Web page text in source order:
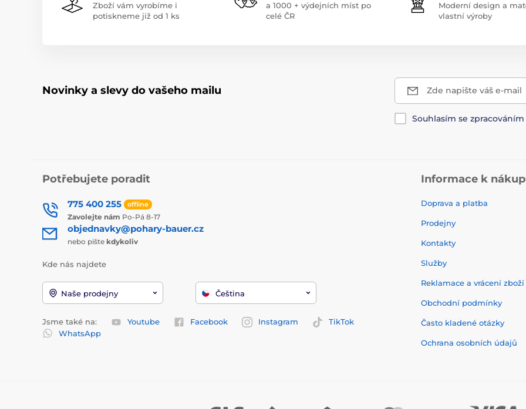
Zboží vám vyrobíme i
potiskneme již od 1 ks
a 1000 + výdejních míst po
celé ČR
Moderní design a
vlastní výroby
Novinky a slevy do vašeho mailu Zde napište váš e-mail
Souhlasím se zpracováním
Potřebujete poradit
775 400 255 offline
Zavolejte nám Po-Pá 8-17
objednavky@pohary-bauer.cz
nebo pište kdykoliv
Kde nás najdete
Naše prodejny Čeština
Jsme také na: Youtube Facebook Instagram
TikTok
WhatsApp
Informace k
Doprava a platba
Prodejny
Kontakty
Služby
Reklamace a vrácení zboží
Obchodní podmínky
Často kladené otázky
Ochrana osobních údajů